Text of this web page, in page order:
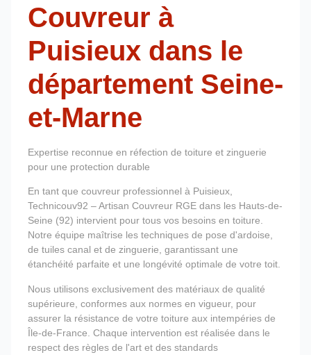
Couvreur à
Puisieux dans le
département Seine-
et-Marne
Expertise reconnue en réfection de toiture et zinguerie
pour une protection durable
En tant que couvreur professionnel à Puisieux,
Technicouv92 – Artisan Couvreur RGE dans les Hauts-de-
Seine (92) intervient pour tous vos besoins en toiture.
Notre équipe maîtrise les techniques de pose d'ardoise,
de tuiles canal et de zinguerie, garantissant une
étanchéité parfaite et une longévité optimale de votre toit.
Nous utilisons exclusivement des matériaux de qualité
supérieure, conformes aux normes en vigueur, pour
assurer la résistance de votre toiture aux intempéries de
Île-de-France. Chaque intervention est réalisée dans le
respect des règles de l'art et des standards